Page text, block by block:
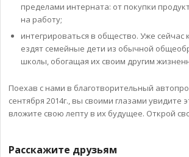
пределами интерната: от покупки
на работу;
интегрироваться в общество. Уже сейчас
ездят семейные дети из обычной
школы, обогащая их своим другим
Поехав с нами в благотворительный
сентября 2014г., вы своими глазами увидите
вложите свою лепту в их будущее. Открой
Расскажите друзьям